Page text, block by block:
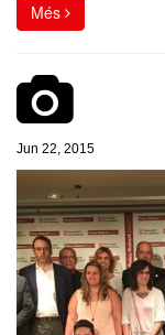
Més
Jun 22, 2015